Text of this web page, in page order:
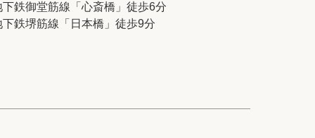
modern classについて
サイトマップ
下鉄御堂筋線「心斎橋」徒歩6分
下鉄堺筋線「日本橋」徒歩9分